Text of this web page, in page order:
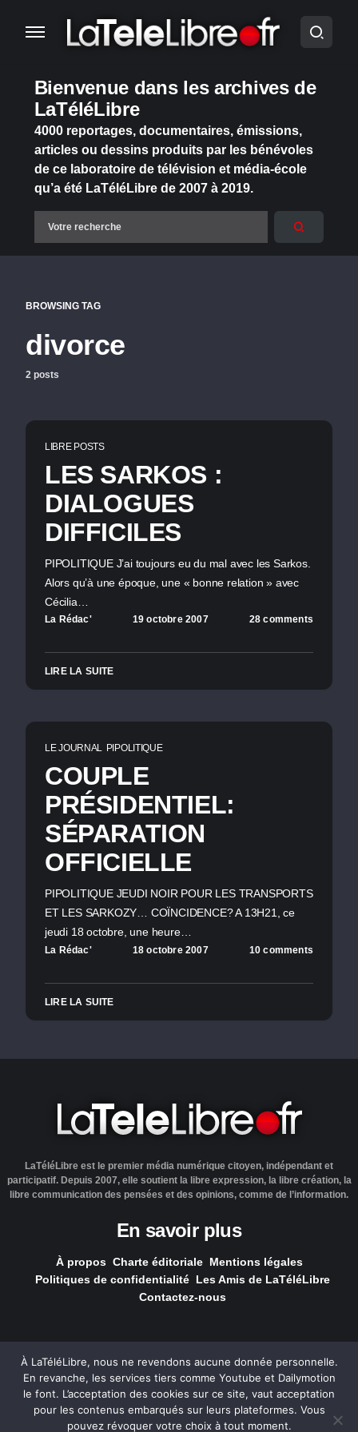
Bienvenue dans les archives de
LaTéléLibre
4000 reportages, documentaires, émissions,
articles ou dessins produits par les bénévoles
de ce laboratoire de télévision et média-école
qu’a été LaTéléLibre de 2007 à 2019.
BROWSING TAG
divorce
2 posts
LIBRE POSTS
LES SARKOS :
DIALOGUES
DIFFICILES
PIPOLITIQUE J’ai toujours eu du mal avec les Sarkos.
Alors qu’à une époque, une « bonne relation » avec
Cécilia…
La Rédac' 19 octobre 2007 28 comments
LIRE LA SUITE
LE JOURNAL PIPOLITIQUE
COUPLE
PRÉSIDENTIEL:
SÉPARATION
OFFICIELLE
PIPOLITIQUE JEUDI NOIR POUR LES TRANSPORTS
ET LES SARKOZY… COÏNCIDENCE? A 13H21, ce
jeudi 18 octobre, une heure…
La Rédac' 18 octobre 2007 10 comments
LIRE LA SUITE
LaTéléLibre est le premier média numérique citoyen, indépendant et
participatif. Depuis 2007, elle soutient la libre expression, la libre création, la
libre communication des pensées et des opinions, comme de l’information.
En savoir plus
À propos Charte éditoriale Mentions légales
Politiques de confidentialité Les Amis de LaTéléLibre
Contactez-nous
LaTéléLibre.fr, ce site a été réalisé par l'agenceNOUS, Ouvert,
Utile & Simple
À LaTéléLibre, nous ne revendons aucune donnée personnelle.
En revanche, les services tiers comme Youtube et Dailymotion
le font. L’acceptation des cookies sur ce site, vaut acceptation
pour les contenus embarqués sur leurs plateformes. Vous
pouvez révoquer votre choix à tout moment.